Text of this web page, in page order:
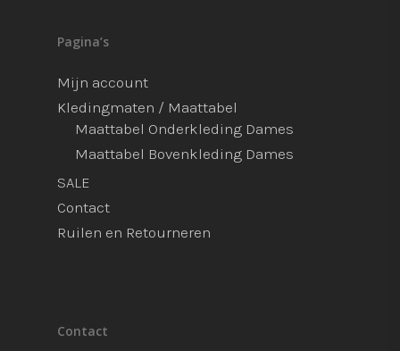
Pagina’s
Mijn account
Kledingmaten / Maattabel
Maattabel Onderkleding Dames
Maattabel Bovenkleding Dames
SALE
Contact
Ruilen en Retourneren
Contact